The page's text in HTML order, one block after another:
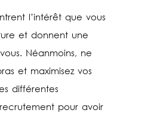
l’intérêt que vous
et donnent une
Néanmoins, ne
et maximisez vos
différentes
pour avoir